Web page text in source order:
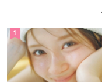
1